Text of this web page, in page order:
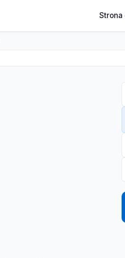
Strona